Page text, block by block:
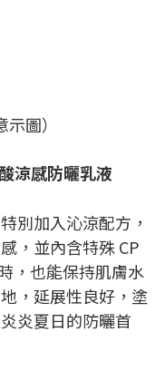
圖）
涼感防曬乳液
別加入沁涼配方，
，並內含特殊 CP
，也能保持肌膚水
，延展性良好，塗
炎夏日的防曬首